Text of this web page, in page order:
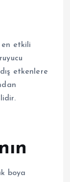
en etkili
etkenlere
boya